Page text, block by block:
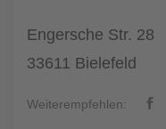
Engersche Str. 28
33611 Bielefeld
Weiterempfehlen: